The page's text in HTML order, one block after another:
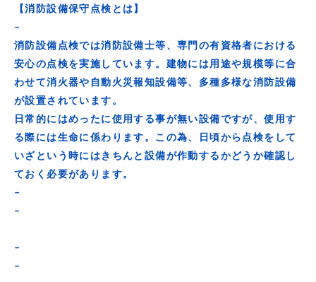
【消防設備保守点検とは】
–
消防設備点検では消防設備⼠等、専⾨の有資格者における
安⼼の点検を実施しています。建物には用途や規模等に合
わせて消火器や自動火災報知設備等、多種多様な消防設備
が設置されています。
日常的にはめったに使用する事が無い設備ですが、使用す
る際には生命に係わります。この為、日頃から点検をして
いざという時にはきちんと設備が作動するかどうか確認し
ておく必要があります。
–
–
–
–